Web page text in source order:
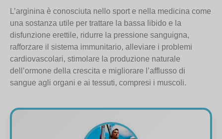
L’arginina è conosciuta nello sport e nella medicina come
una sostanza utile per trattare la bassa libido e la
disfunzione erettile, ridurre la pressione sanguigna,
rafforzare il sistema immunitario, alleviare i problemi
cardiovascolari, stimolare la produzione naturale
dell’ormone della crescita e migliorare l’afflusso di
sangue agli organi e ai tessuti, compresi i muscoli.